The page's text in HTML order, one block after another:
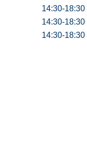
14:30-18:30
14:30-18:30
14:30-18:30